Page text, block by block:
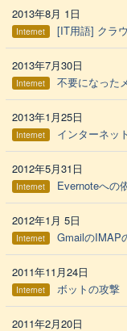
2013年8月 1日
Internet [IT用語] クラ
2013年7月30日
Internet 不要になった
2013年1月25日
Internet インターネッ
2012年5月31日
Internet Evernoteへの
2012年1月 5日
Internet GmailのIMAP
2011年11月24日
Internet ボットの攻撃
2011年2月20日